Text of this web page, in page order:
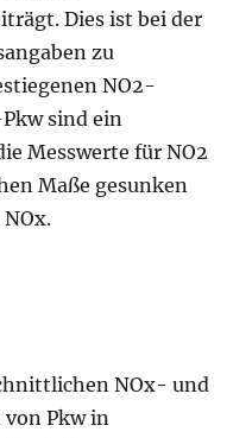
Dies ist bei der
zu
NO2-
sind ein
Messwerte für NO2
Maße gesunken
NOx- und
Pkw in